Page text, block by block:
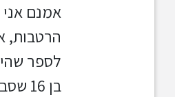
אמנם אני
הרטבות,
לספר
בן 16 שסבל בין השאר